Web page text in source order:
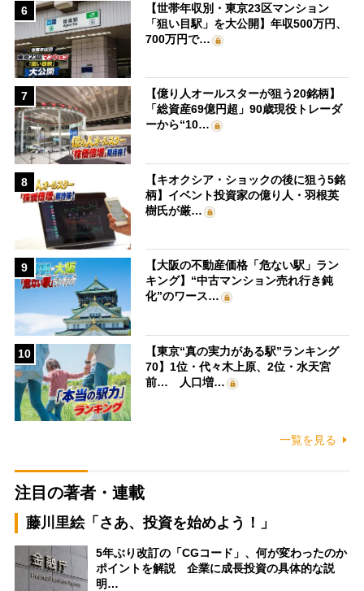
6
【世帯年収別・東京23区マンション
「狙い目駅」を大公開】年収500万円、
700万円で…
7
【億り人オールスターが狙う20銘柄】
「総資産69億円超」90歳現役トレーダ
ーから“10…
8
【キオクシア・ショックの後に狙う5銘
柄】イベント投資家の億り人・羽根英
樹氏が厳…
9
【大阪の不動産価格「危ない駅」ラン
キング】“中古マンション売れ行き鈍
化”のワース…
10
【東京“真の実力がある駅”ランキング
70】1位・代々木上原、2位・水天宮
前… 人口増…
一覧を見る
注目の著者・連載
藤川里絵「さあ、投資を始めよう！」
5年ぶり改訂の「CGコード」、何が変わったのか
ポイントを解説 企業に成長投資の具体的な説
明…